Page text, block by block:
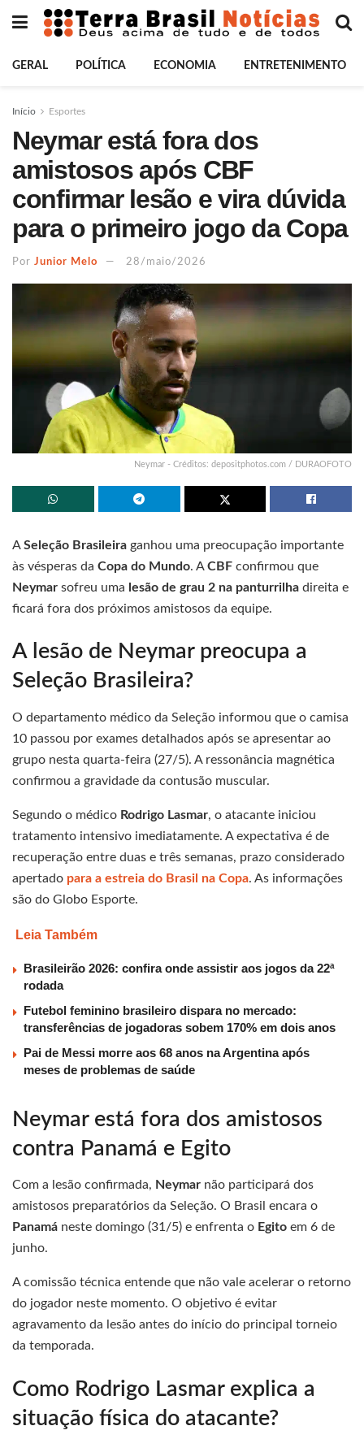
GERAL POLÍTICA ECONOMIA ENTRETENIMENTO
Início Esportes
Neymar está fora dos
amistosos após CBF
confirmar lesão e vira dúvida
para o primeiro jogo da Copa
Por Junior Melo 28/maio/2026
Neymar - Créditos: depositphotos.com / DURAOFOTO
ASeleção Brasileira ganhou uma preocupação importante
às vésperas da Copa do Mundo. ACBF confirmou que
Neymar sofreu uma lesão de grau 2 na panturrilha direita e
ficará fora dos próximos amistosos da equipe.
A lesão de Neymar preocupa a
Seleção Brasileira?
O departamento médico da Seleção informou que o camisa
10 passou por exames detalhados após se apresentar ao
grupo nesta quarta-feira (27/5). A ressonância magnética
confirmou a gravidade da contusão muscular.
Segundo o médico Rodrigo Lasmar, o atacante iniciou
tratamento intensivo imediatamente. A expectativa é de
recuperação entre duas e três semanas, prazo considerado
apertado para a estreia do Brasil na Copa. As informações
são do Globo Esporte.
Leia Também
Brasileirão 2026: confira onde assistir aos jogos da 22ª
rodada
Futebol feminino brasileiro dispara no mercado:
transferências de jogadoras sobem 170% em dois anos
Pai de Messi morre aos 68 anos na Argentina após
meses de problemas de saúde
Neymar está fora dos amistosos
contra Panamá e Egito
Com a lesão confirmada, Neymar não participará dos
amistosos preparatórios da Seleção. O Brasil encara o
Panamá neste domingo (31/5) e enfrenta o Egito em 6 de
junho.
A comissão técnica entende que não vale acelerar o retorno
do jogador neste momento. O objetivo é evitar
agravamento da lesão antes do início do principal torneio
da temporada.
Como Rodrigo Lasmar explica a
situação física do atacante?